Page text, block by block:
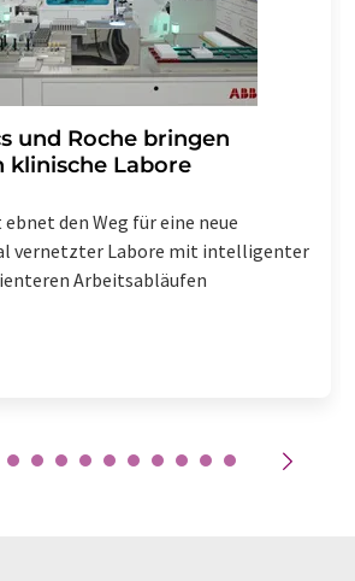
und Roche bringen
klinische Labore
den Weg für eine neue
vernetzter Labore mit intelligenter
Arbeitsabläufen